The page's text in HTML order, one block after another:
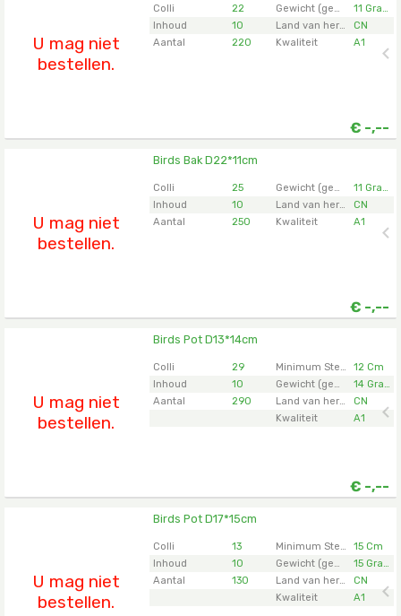
U mag niet
bestellen.
Colli 22 Gewicht (gemiddeld)
11 Gram
Inhoud
10 Land van herkomst
CN
Aantal
220 Kwaliteit A1
€ -,--
U moet ingelogd zijn om te kunnen kopen.Klik hier
U mag niet
bestellen.
Birds Bak D22*11cm
Colli 25 Gewicht (gemiddeld)
11 Gram
Inhoud
10 Land van herkomst
CN
Aantal
250 Kwaliteit A1
€ -,--
Birds Bak D22*11cm
U moet ingelogd zijn om te kunnen kopen.Klik hier
U mag niet
bestellen.
Birds Pot D13*14cm
Colli 29 Minimum Steellengte
12 Cm
Inhoud
10 Gewicht (gemiddeld)
14 Gram
Aantal
290 Land van herkomst
CN
Kwaliteit
A1
€ -,--
Birds Pot D13*14cm
U moet ingelogd zijn om te kunnen kopen. Klik hier
U mag niet
bestellen.
Birds Pot D17*15cm
Colli 13 Minimum Steellengte
15 Cm
Inhoud
10 Gewicht (gemiddeld)
15 Gram
Aantal
130 Land van herkomst
CN
Kwaliteit
A1
Birds Pot D17*15cm
U moet ingelogd zijn om te kunnen kopen. Klik hier